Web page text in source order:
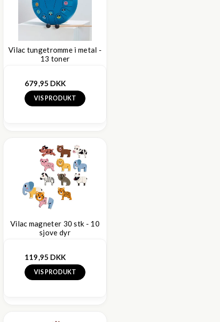
Vilac tungetromme i metal -
13 toner
679,95 DKK
VIS PRODUKT
Vilac magneter 30 stk - 10
sjove dyr
119,95 DKK
VIS PRODUKT